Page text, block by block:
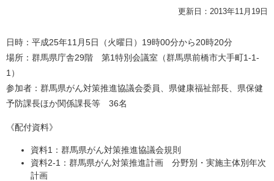
更新日：2013年11月19日
日時：平成25年11月5日（火曜日）19時00分から20時20分
場所：群馬県庁舎29階 第1特別会議室（群馬県前橋市大手町1-1-
1）
参加者：群馬県がん対策推進協議会委員、県健康福祉部長、県保健
予防課長ほか関係課長等 36名
《配付資料》
資料1：群馬県がん対策推進協議会規則
資料2-1：群馬県がん対策推進計画 分野別・実施主体別年次
計画